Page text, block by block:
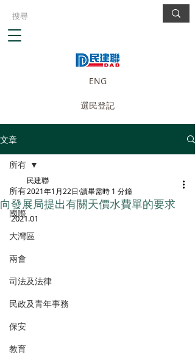
ENG
選民登記
文章
所有
國際
大灣區
兩會
司法及法律
民政及青年事務
保安
教育
所有
向發展局提出有關天價水費單的要求
民建聯
2021年1月22日 讀畢需時 1 分鐘
2021.01